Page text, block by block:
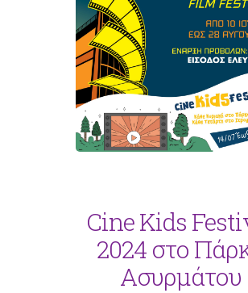
Cine Kids
2024 στο
Ασυρμάτου